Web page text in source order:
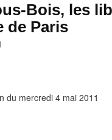
Bois, les
de Paris
du mercredi 4 mai 2011